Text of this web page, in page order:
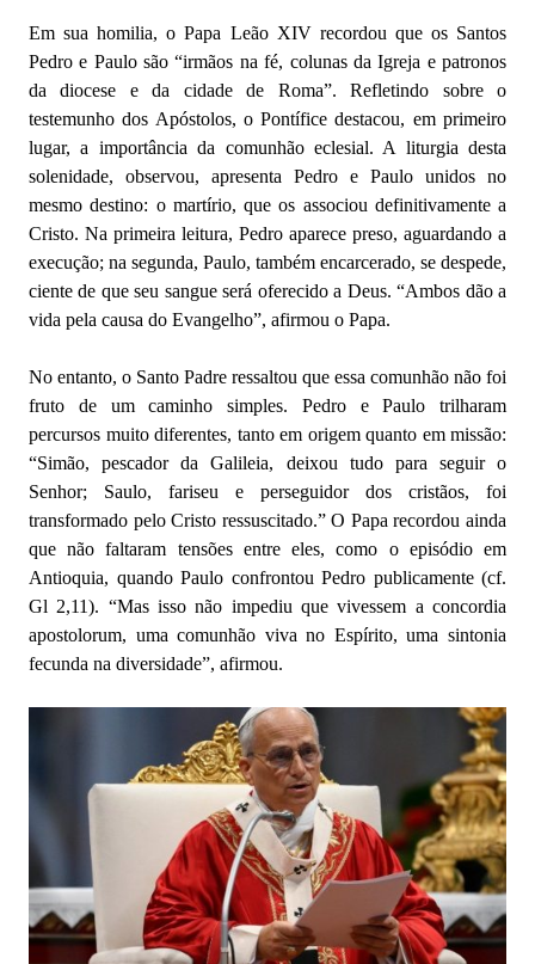
Em sua homilia, o Papa Leão XIV recordou que os Santos
Pedro e Paulo são “irmãos na fé, colunas da Igreja e patronos
da diocese e da cidade de Roma”. Refletindo sobre o
testemunho dos Apóstolos, o Pontífice destacou, em primeiro
lugar, a importância da comunhão eclesial. A liturgia desta
solenidade, observou, apresenta Pedro e Paulo unidos no
mesmo destino: o martírio, que os associou definitivamente a
Cristo. Na primeira leitura, Pedro aparece preso, aguardando a
execução; na segunda, Paulo, também encarcerado, se despede,
ciente de que seu sangue será oferecido a Deus. “Ambos dão a
vida pela causa do Evangelho”, afirmou o Papa.
No entanto, o Santo Padre ressaltou que essa comunhão não foi
fruto de um caminho simples. Pedro e Paulo trilharam
percursos muito diferentes, tanto em origem quanto em missão:
“Simão, pescador da Galileia, deixou tudo para seguir o
Senhor; Saulo, fariseu e perseguidor dos cristãos, foi
transformado pelo Cristo ressuscitado.” O Papa recordou ainda
que não faltaram tensões entre eles, como o episódio em
Antioquia, quando Paulo confrontou Pedro publicamente (cf.
Gl 2,11). “Mas isso não impediu que vivessem a concordia
apostolorum, uma comunhão viva no Espírito, uma sintonia
fecunda na diversidade”, afirmou.